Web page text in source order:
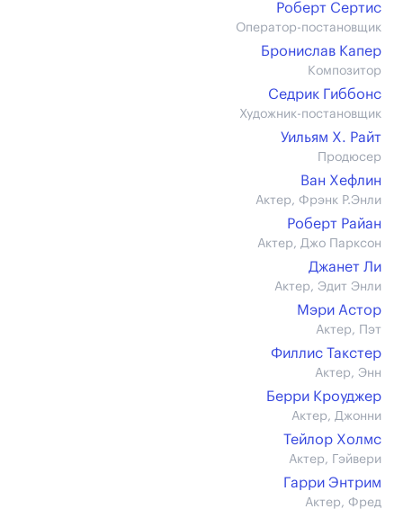
Роберт Сертис
Оператор-постановщик
Бронислав Капер
Композитор
Седрик Гиббонс
Художник-постановщик
Уильям Х. Райт
Продюсер
Ван Хефлин
Актер, Фрэнк Р.Энли
Роберт Райан
Актер, Джо Парксон
Джанет Ли
Актер, Эдит Энли
Мэри Астор
Актер, Пэт
Филлис Такстер
Актер, Энн
Берри Кроуджер
Актер, Джонни
Тейлор Холмс
Актер, Гэйвери
Гарри Энтрим
Актер, Фред